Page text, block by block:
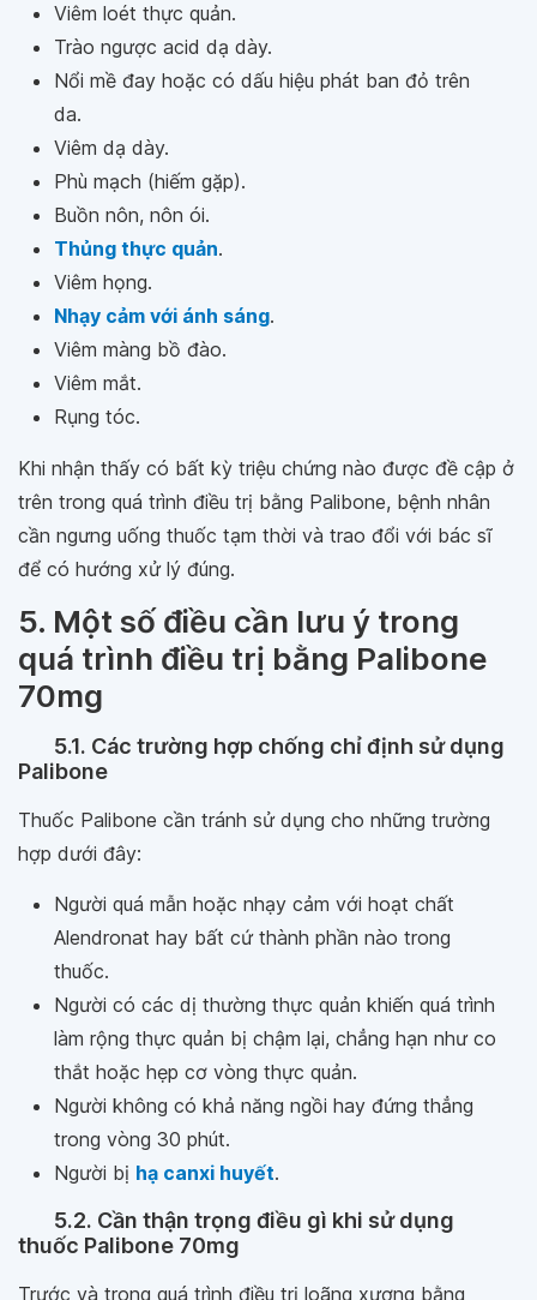
Viêm loét thực quản.
Trào ngược acid dạ dày.
Nổi mề đay hoặc có dấu hiệu phát ban đỏ trên
da.
Viêm dạ dày.
Phù mạch (hiếm gặp).
Buồn nôn, nôn ói.
Thủng thực quản.
Viêm họng.
Nhạy cảm với ánh sáng.
Viêm màng bồ đào.
Viêm mắt.
Rụng tóc.
Khi nhận thấy có bất kỳ triệu chứng nào được đề cập ở
trên trong quá trình điều trị bằng Palibone, bệnh nhân
cần ngưng uống thuốc tạm thời và trao đổi với bác sĩ
để có hướng xử lý đúng.
5. Một số điều cần lưu ý trong
quá trình điều trị bằng Palibone
70mg
5.1. Các trường hợp chống chỉ định sử dụng
Palibone
Thuốc Palibone cần tránh sử dụng cho những trường
hợp dưới đây:
Người quá mẫn hoặc nhạy cảm với hoạt chất
Alendronat hay bất cứ thành phần nào trong
thuốc.
Người có các dị thường thực quản khiến quá trình
làm rộng thực quản bị chậm lại, chẳng hạn như co
thắt hoặc hẹp cơ vòng thực quản.
Người không có khả năng ngồi hay đứng thẳng
trong vòng 30 phút.
Người bị hạ canxi huyết.
5.2. Cần thận trọng điều gì khi sử dụng
thuốc Palibone 70mg
Trước và trong quá trình điều trị loãng xương bằng